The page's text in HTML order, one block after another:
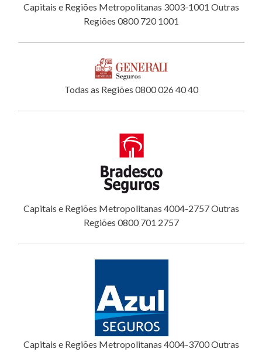
Capitais e Regiões Metropolitanas 3003-1001 Outras
Regiões 0800 720 1001
Todas as Regiões 0800 026 40 40
Capitais e Regiões Metropolitanas 4004-2757 Outras
Regiões 0800 701 2757
Capitais e Regiões Metropolitanas 4004-3700 Outras